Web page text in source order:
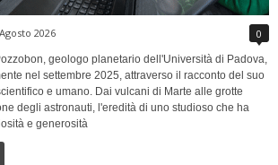
2026 0
geologo planetario dell'Università di Padova,
nel settembre 2025, attraverso il racconto del suo
e umano. Dai vulcani di Marte alle grotte
degli astronauti, l'eredità di uno studioso che ha
e generosità